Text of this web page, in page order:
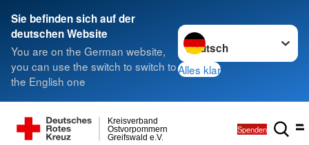
Sie befinden sich auf der
deutschen Website
You are on the German website,
you can use the switch to switch to
the English one
Sprache wechseln zu
Alles klar
Greifswald e.V.
Ostvorpommern
Kreisverband
Spenden